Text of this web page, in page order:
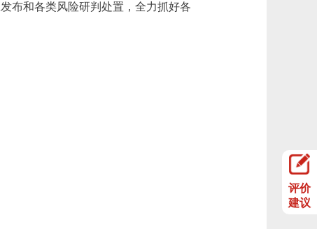
布和各类风险研判处置，全力抓好各
评价
建议